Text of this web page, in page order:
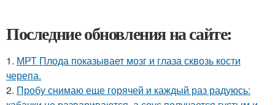
Последние обновления на сайте:
1. МРТ Плода показывает мозг и глаза сквозь кости
черепа.
2. Пробу снимаю еще горячей и каждый раз радуюсь: